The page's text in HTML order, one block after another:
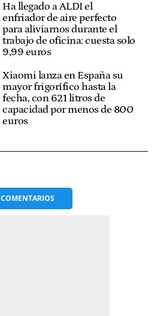
Ha llegado a ALDI el
enfriador de aire perfecto
para aliviarnos durante el
trabajo de oficina: cuesta solo
9,99 euros
Xiaomi lanza en España su
mayor frigorífico hasta la
fecha, con 621 litros de
capacidad por menos de 800
euros
COMENTARIOS